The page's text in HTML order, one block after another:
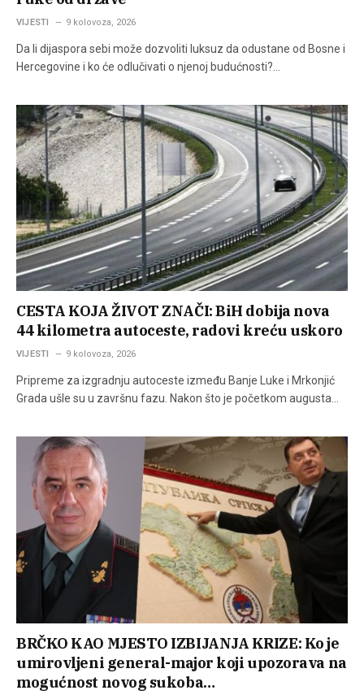
VIJESTI 9 kolovoza, 2026
Da li dijaspora sebi može dozvoliti luksuz da odustane od Bosne i
Hercegovine i ko će odlučivati o njenoj budućnosti?…
CESTA KOJA ŽIVOT ZNAČI: BiH dobija nova
44 kilometra autoceste, radovi kreću uskoro
VIJESTI 9 kolovoza, 2026
Pripreme za izgradnju autoceste između Banje Luke i Mrkonjić
Grada ušle su u završnu fazu. Nakon što je početkom augusta…
BRČKO KAO MJESTO IZBIJANJA KRIZE: Ko je
umirovljeni general-major koji upozorava na
mogućnost novog sukoba…